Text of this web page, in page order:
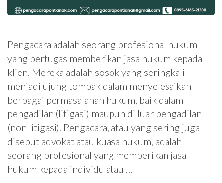
Pengacara adalah seorang profesional hukum
yang bertugas memberikan jasa hukum kepada
klien. Mereka adalah sosok yang seringkali
menjadi ujung tombak dalam menyelesaikan
berbagai permasalahan hukum, baik dalam
pengadilan (litigasi) maupun di luar pengadilan
(non litigasi). Pengacara, atau yang sering juga
disebut advokat atau kuasa hukum, adalah
seorang profesional yang memberikan jasa
hukum kepada individu atau …